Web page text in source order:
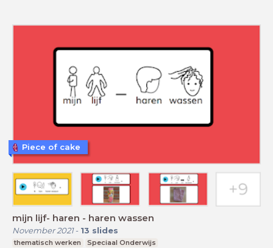
mijn lijf- haren - haren wassen
November 2021- 13 slides
thematisch werken
Speciaal Onderwijs
Piece of cake